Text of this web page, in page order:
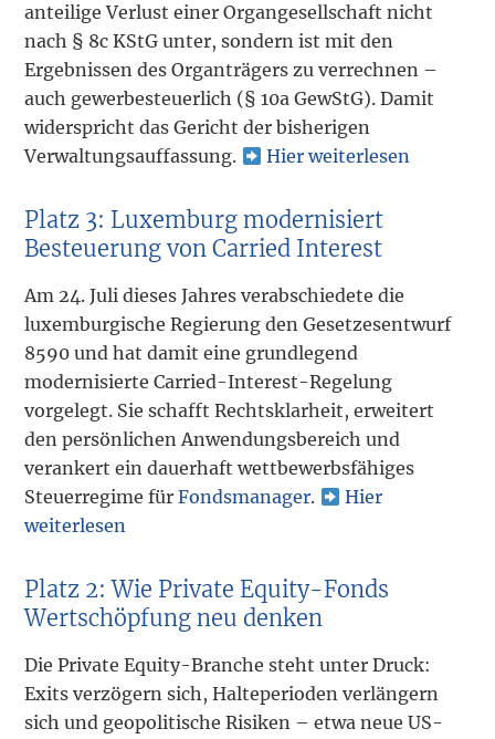
anteilige Verlust einer Organgesellschaft nicht
nach § 8c KStG unter, sondern ist mit den
Ergebnissen des Organträgers zu verrechnen –
auch gewerbesteuerlich (§ 10a GewStG). Damit
widerspricht das Gericht der bisherigen
Verwaltungsauffassung.
Hier weiterlesen
Platz 3: Luxemburg modernisiert
Besteuerung von Carried Interest
Am 24. Juli dieses Jahres verabschiedete die
luxemburgische Regierung den Gesetzesentwurf
8590 und hat damit eine grundlegend
modernisierte Carried-Interest-Regelung
vorgelegt. Sie schafft Rechtsklarheit, erweitert
den persönlichen Anwendungsbereich und
verankert ein dauerhaft wettbewerbsfähiges
Steuerregime fürFondsmanager.
Hier
weiterlesen
Platz 2: Wie Private Equity-Fonds
Wertschöpfung neu denken
Die Private Equity-Branche steht unter Druck:
Exits verzögern sich, Halteperioden verlängern
sich und geopolitische Risiken – etwa neue US-